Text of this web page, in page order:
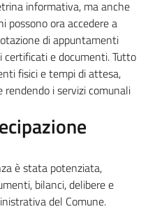
informativa, ma anche
possono ora accedere a
di appuntamenti
e documenti. Tutto
fisici e tempi di attesa,
i servizi comunali
è stata potenziata,
bilanci, delibere e
del Comune.